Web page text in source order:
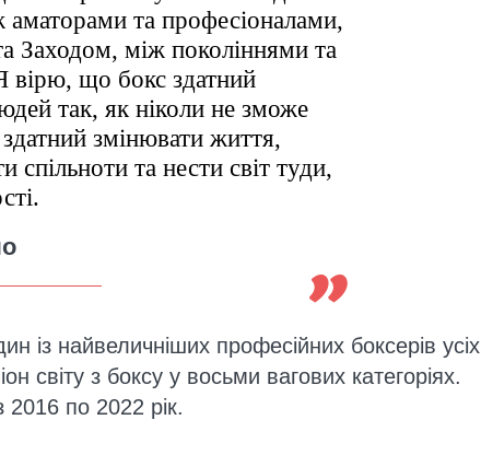
та професіоналами,
Заходом, між поколіннями та
вірю, що бокс здатний
так, як ніколи не зможе
змінювати життя,
спільноти та нести світ туди,
із найвеличніших професійних боксерів усіх
світу з боксу у восьми вагових категоріях.
2016 по 2022 рік.